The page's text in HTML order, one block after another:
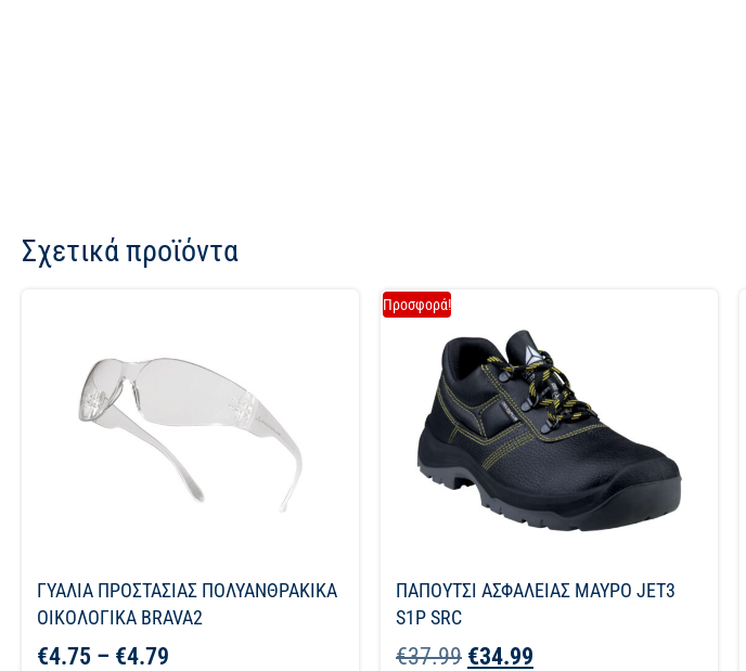
Σχετικά προϊόντα
ΓΥΑΛΙΑ ΠΡΟΣΤΑΣΙΑΣ ΠΟΛΥΑΝΘΡΑΚΙΚΑ
ΟΙΚΟΛΟΓΙΚΑ BRAVA2
€4.75 – €4.79
Προσφορά!
ΠΑΠΟΥΤΣΙ ΑΣΦΑΛΕΙΑΣ ΜΑΥΡΟ JET3
S1P SRC
€37.99 €34.99